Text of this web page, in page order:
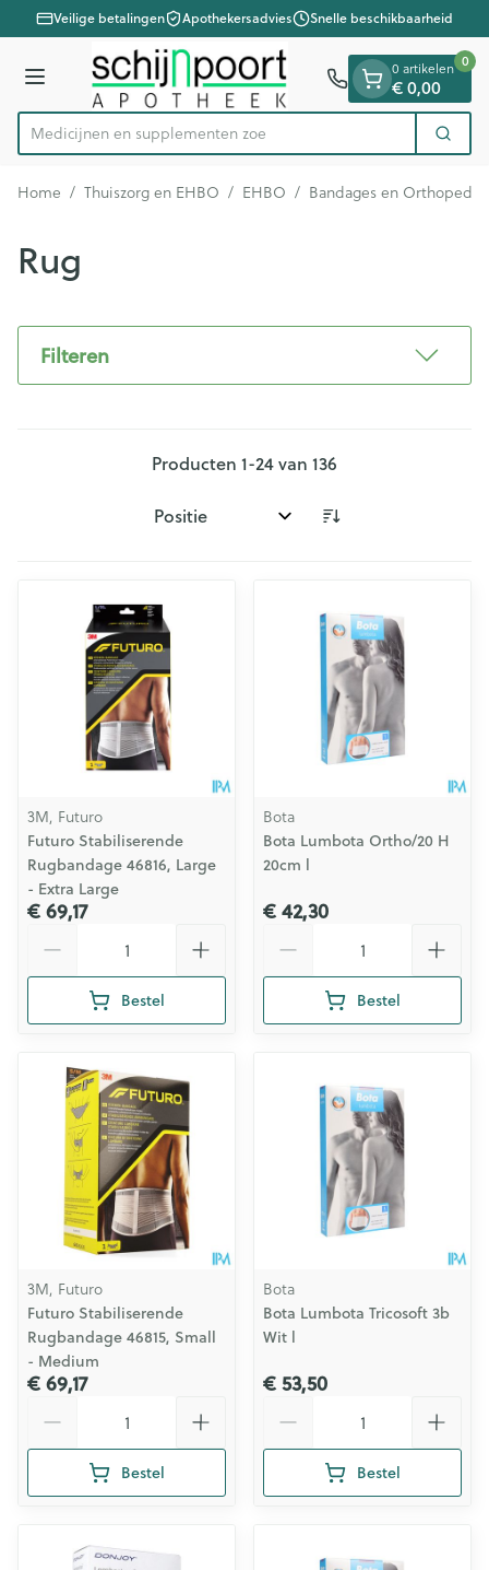
Ga naar de inhoud
1 van 1Veilige betalingen Apothekersadvies Snelle beschikbaarheid
Menu
Product, merk, categorie...
Medicijnen en Zoek
0 artikelen
€ 0,00
0
Home / Thuiszorg en EHBO / EHBO / Bandages en
Rug
Filteren
Producten 1-24van 136
Sorteer op:
3M, Futuro
Futuro Stabiliserende
Rugbandage 46816, Large
- Extra Large
€ 69,17
Bestel
Bota
Bota Lumbota Ortho/20 H
20cm l
€ 42,30
Bestel
3M, Futuro
Futuro Stabiliserende
Rugbandage 46815, Small
- Medium
€ 69,17
Bestel
Bota
Bota Lumbota Tricosoft 3b
Wit l
€ 53,50
Bestel